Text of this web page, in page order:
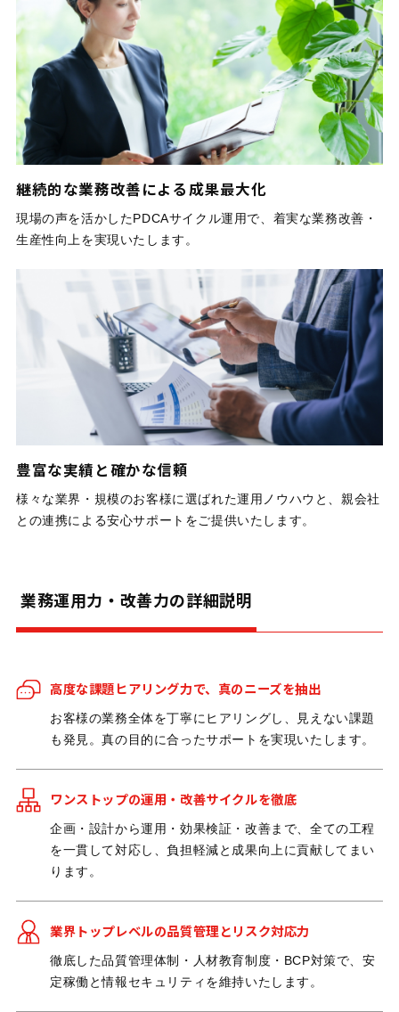
継続的な業務改善による成果最大化
現場の声を活かしたPDCAサイクル運用で、着実な業務改善・
生産性向上を実現いたします。
豊富な実績と確かな信頼
様々な業界・規模のお客様に選ばれた運用ノウハウと、親会社
との連携による安心サポートをご提供いたします。
業務運用力・改善力の詳細説明
高度な課題ヒアリング力で、真のニーズを抽出
お客様の業務全体を丁寧にヒアリングし、見えない課題
も発見。真の目的に合ったサポートを実現いたします。
ワンストップの運用・改善サイクルを徹底
企画・設計から運用・効果検証・改善まで、全ての工程
を一貫して対応し、負担軽減と成果向上に貢献してまい
ります。
業界トップレベルの品質管理とリスク対応力
徹底した品質管理体制・人材教育制度・BCP対策で、安
定稼働と情報セキュリティを維持いたします。